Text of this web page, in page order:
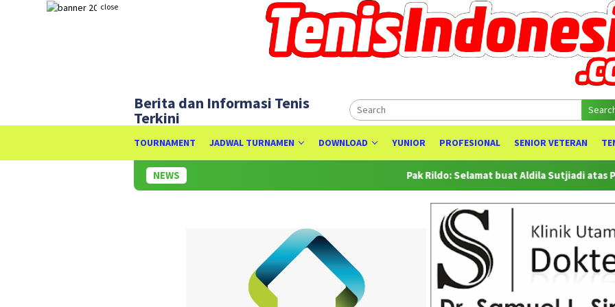
close
Berita dan Informasi Tenis
Terkini
TOURNAMENT JADWAL TURNAMEN DOWNLOAD YUNIOR PROFESIONAL SENIOR VETERAN
NEWS Pak Rildo: Selamat buat Aldila Sutjiadi atas Prestasinya